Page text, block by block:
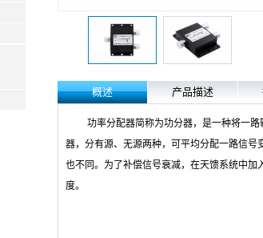
概述 产品描述
功率分配器简称为功分器，是一种将一
器，分有源、无源两种，可平均分配一路信
也不同。为了补偿信号衰减，在天馈系统中
度。